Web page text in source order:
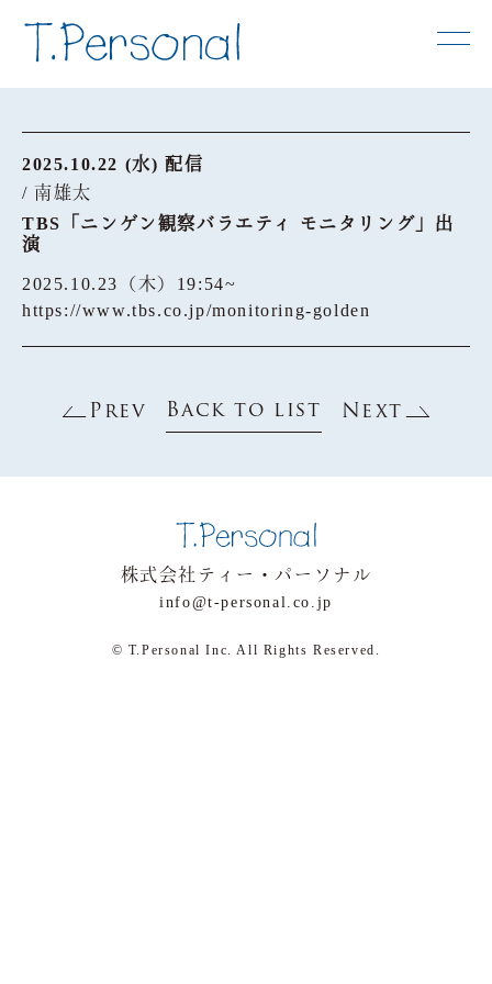
2025.10.22 (水) 配信
/ 南雄太
TBS「ニンゲン観察バラエティ モニタリング」出
演
2025.10.23（木）19:54~
https://www.tbs.co.jp/monitoring-golden
Prev Back to list Next
株式会社ティー・パーソナル
info@t-personal.co.jp
© T.Personal Inc. All Rights Reserved.